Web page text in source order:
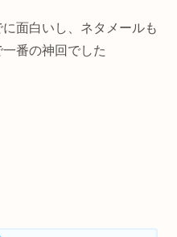
面白いし、ネタメールも
番の神回でした